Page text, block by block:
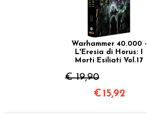
Warhammer 40.000 -
L'Eresia di Horus: I
Morti Esiliati Vol.17
€ 19,90
€ 15,92